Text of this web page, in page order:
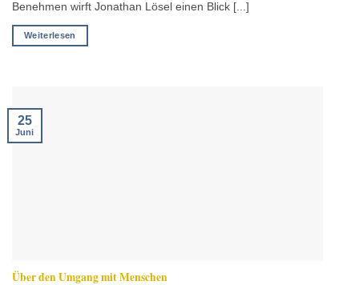
Benehmen wirft Jonathan Lösel einen Blick [...]
Weiterlesen
Über den Umgang mit Menschen
25
Juni